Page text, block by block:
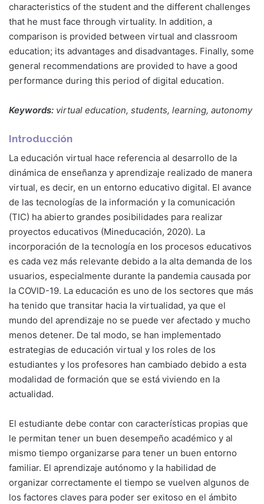
characteristics of the student and the different challenges
that he must face through virtuality. In addition, a
comparison is provided between virtual and classroom
education; its advantages and disadvantages. Finally, some
general recommendations are provided to have a good
performance during this period of digital education.
Keywords: virtual education, students, learning, autonomy
Introducción
La educación virtual hace referencia al desarrollo de la
dinámica de enseñanza y aprendizaje realizado de manera
virtual, es decir, en un entorno educativo digital. El avance
de las tecnologías de la información y la comunicación
(TIC) ha abierto grandes posibilidades para realizar
proyectos educativos (Mineducación, 2020). La
incorporación de la tecnología en los procesos educativos
es cada vez más relevante debido a la alta demanda de los
usuarios, especialmente durante la pandemia causada por
la COVID-19. La educación es uno de los sectores que más
ha tenido que transitar hacia la virtualidad, ya que el
mundo del aprendizaje no se puede ver afectado y mucho
menos detener. De tal modo, se han implementado
estrategias de educación virtual y los roles de los
estudiantes y los profesores han cambiado debido a esta
modalidad de formación que se está viviendo en la
actualidad.
El estudiante debe contar con características propias que
le permitan tener un buen desempeño académico y al
mismo tiempo organizarse para tener un buen entorno
familiar. El aprendizaje autónomo y la habilidad de
organizar correctamente el tiempo se vuelven algunos de
los factores claves para poder ser exitoso en el ámbito